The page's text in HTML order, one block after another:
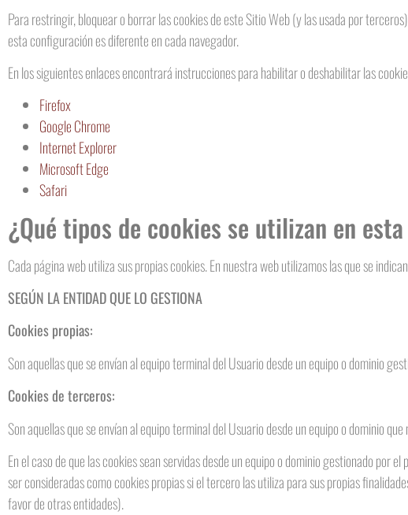
Para restringir, bloquear o borrar las cookies de este Sitio Web (y las usada por
esta configuración es diferente en cada navegador.
En los siguientes enlaces encontrará instrucciones para habilitar o deshabilitar las
Firefox
Google Chrome
Internet Explorer
Microsoft Edge
Safari
¿Qué tipos de cookies se utilizan en
Cada página web utiliza sus propias cookies. En nuestra web utilizamos las que se
SEGÚN LA ENTIDAD QUE LO GESTIONA
Cookies propias:
Son aquellas que se envían al equipo terminal del Usuario desde un equipo o dominio
Cookies de terceros:
Son aquellas que se envían al equipo terminal del Usuario desde un equipo o dominio
En el caso de que las cookies sean servidas desde un equipo o dominio gestionado
ser consideradas como cookies propias si el tercero las utiliza para sus propias
favor de otras entidades).